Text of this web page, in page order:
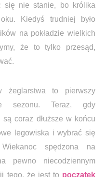
się nie stanie, bo królika
Kiedyś trudniej było
na pokładzie wielkich
że to tylko przesąd,
żeglarstwa to pierwszy
sezonu. Teraz, gdy
coraz dłuższe w końcu
legowiska i wybrać się
spędzona na
pewno niecodziennym
tego, że jest to początek